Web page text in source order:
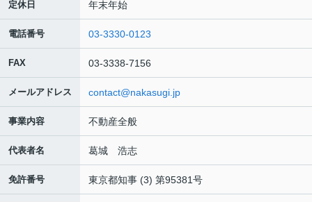
定休日 年末年始
電話番号 03-3330-0123
FAX 03-3338-7156
メールアドレス contact@nakasugi.jp
事業内容 不動産全般
代表者名 葛城 浩志
免許番号 東京都知事 (3) 第95381号